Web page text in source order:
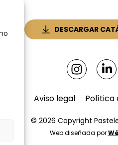
DESCARGAR
Aviso legal Política
© 2026 Copyright
Web diseñada por